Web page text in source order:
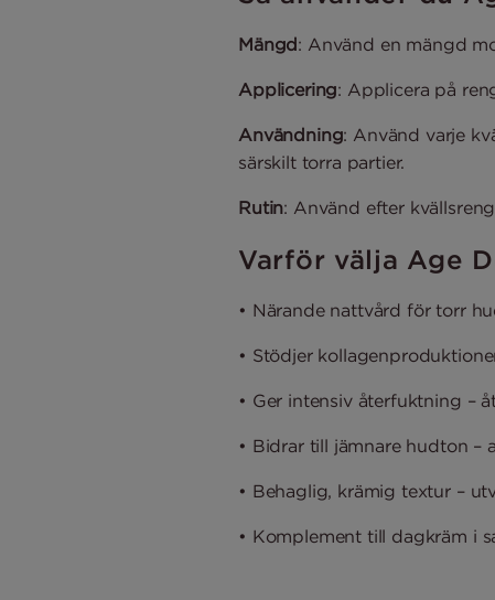
Mängd: Använd en mängd
Applicering: Applicera på
Användning: Använd varje
särskilt torra partier.
Rutin: Använd efter
Varför välja Age
• Närande nattvård för torr
• Stödjer
• Ger intensiv återfuktning –
• Bidrar till jämnare hudton –
• Behaglig, krämig textur –
• Komplement till dagkräm i